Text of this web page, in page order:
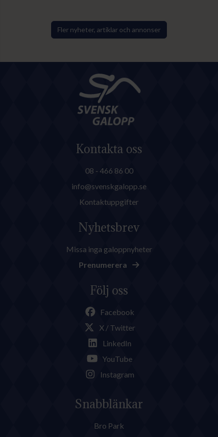
styrelsen samt representanter
för valberedning och
Fler nyheter, artiklar och annonser
Kontakta oss
08 - 466 86 00
info@svenskgalopp.se
Kontaktuppgifter
Nyhetsbrev
Missa inga galoppnyheter
Prenumerera
Följ oss
Facebook
X / Twitter
LinkedIn
YouTube
Instagram
Snabblänkar
Bro Park